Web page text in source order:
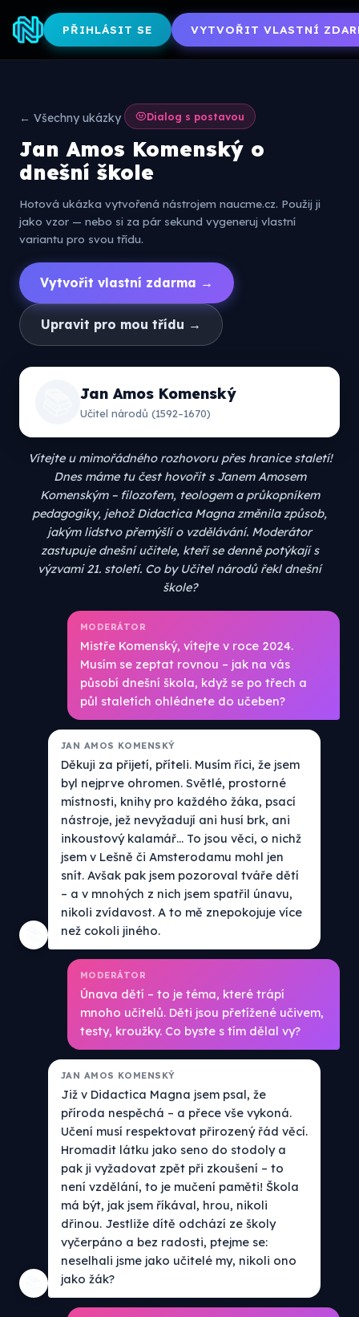
PŘIHLÁSIT SE VYTVOŘIT VLASTNÍ
← Všechny ukázky Dialog s postavou
Jan Amos Komenský o
dnešní škole
Hotová ukázka vytvořená nástrojem naucme.cz. Použij ji
jako vzor — nebo si za pár sekund vygeneruj vlastní
variantu pro svou třídu.
Vytvořit vlastní zdarma →
Upravit pro mou třídu →
Jan Amos Komenský
Učitel národů (1592–1670)
Vítejte u mimořádného rozhovoru přes hranice staletí!
Dnes máme tu čest hovořit s Janem Amosem
Komenským – filozofem, teologem a průkopníkem
pedagogiky, jehož Didactica Magna změnila způsob,
jakým lidstvo přemýšlí o vzdělávání. Moderátor
zastupuje dnešní učitele, kteří se denně potýkají s
výzvami 21. století. Co by Učitel národů řekl dnešní
škole?
MODERÁTOR
Mistře Komenský, vítejte v roce 2024.
Musím se zeptat rovnou – jak na vás
působí dnešní škola, když se po třech a
půl staletích ohlédnete do učeben?
JAN AMOS KOMENSKÝ
Děkuji za přijetí, příteli. Musím říci, že jsem
byl nejprve ohromen. Světlé, prostorné
místnosti, knihy pro každého žáka, psací
nástroje, jež nevyžadují ani husí brk, ani
inkoustový kalamář... To jsou věci, o nichž
jsem v Lešně či Amsterodamu mohl jen
snít. Avšak pak jsem pozoroval tváře dětí
– a v mnohých z nich jsem spatřil únavu,
nikoli zvídavost. A to mě znepokojuje více
než cokoli jiného.
MODERÁTOR
Únava dětí – to je téma, které trápí
mnoho učitelů. Děti jsou přetížené učivem,
testy, kroužky. Co byste s tím dělal vy?
JAN AMOS KOMENSKÝ
Již v Didactica Magna jsem psal, že
příroda nespěchá – a přece vše vykoná.
Učení musí respektovat přirozený řád věcí.
Hromadit látku jako seno do stodoly a
pak ji vyžadovat zpět při zkoušení – to
není vzdělání, to je mučení paměti! Škola
má být, jak jsem říkával, hrou, nikoli
dřinou. Jestliže dítě odchází ze školy
vyčerpáno a bez radosti, ptejme se:
neselhali jsme jako učitelé my, nikoli ono
jako žák?